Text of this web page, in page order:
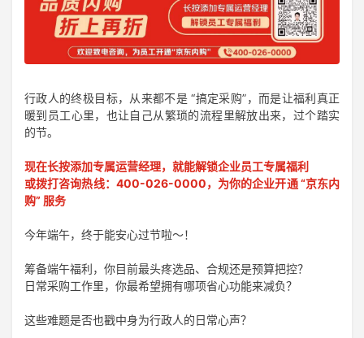
行政人的终极目标，从来都不是 “搞定采购”，而是让福利真正
暖到员工心里，也让自己从繁琐的流程里解放出来，过个踏实
的节。
现在长按添加专属运营经理，就能解锁企业员工专属福利
或拨打咨询热线：400-026-0000，为你的企业开通 “京东内
购” 服务
今年端午，终于能安心过节啦～！
筹备端午福利，你目前最头疼选品、合规还是预算把控？
日常采购工作里，你最希望拥有哪项省心功能来减负？
这些难题是否也戳中身为行政人的日常心声？